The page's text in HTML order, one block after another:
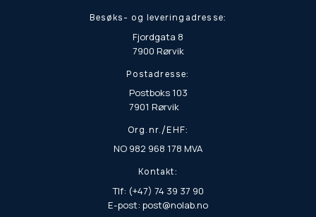
Besøks- og leveringadresse:
Fjordgata 8
7900 Rørvik
Postadresse:
Postboks 103
7901 Rørvik
Org.nr./EHF:
NO 982 968 178 MVA
Kontakt:
Tlf: (+47) 74 39 37 90
E-post: post@nolab.no